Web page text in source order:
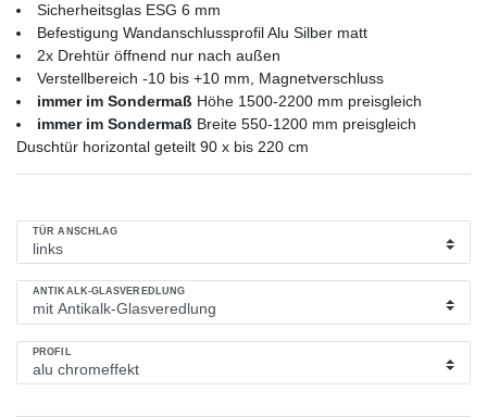
Sicherheitsglas ESG 6 mm
Befestigung Wandanschlussprofil Alu Silber matt
2x Drehtür öffnend nur nach außen
Verstellbereich -10 bis +10 mm, Magnetverschluss
immer im Sondermaß Höhe 1500-2200 mm preisgleich
immer im Sondermaß Breite 550-1200 mm preisgleich
Duschtür horizontal geteilt 90 x bis 220 cm
TÜR ANSCHLAG
ANTIKALK-GLASVEREDLUNG
PROFIL